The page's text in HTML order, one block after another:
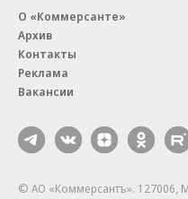
О «Коммерсанте»
Архив
Контакты
Реклама
Вакансии
© АО «Коммерсантъ». 127006,